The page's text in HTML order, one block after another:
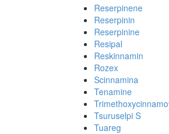
Reserpinene
Reserpinin
Reserpinine
Resipal
Reskinnamin
Rozex
Scinnamina
Tenamine
Tsuruselpi S
Tuareg